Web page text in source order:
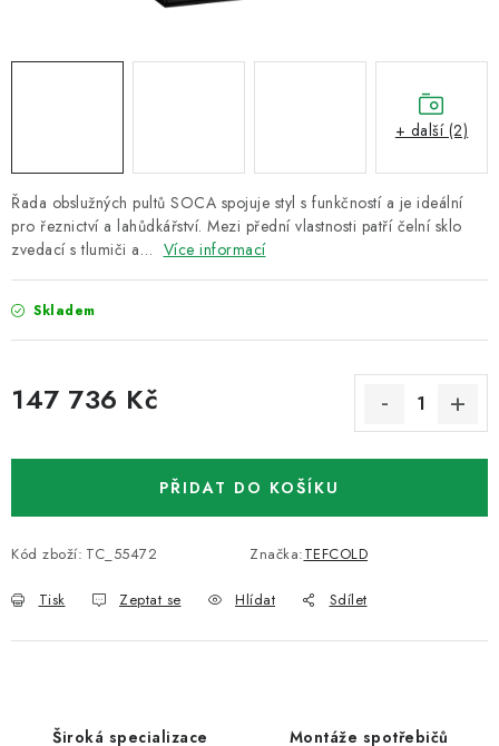
O nás
Řada obslužných pultů SOCA spojuje styl s funkčností a je ideální
pro řeznictví a lahůdkářství. Mezi přední vlastnosti patří čelní sklo
zvedací s tlumiči a… Více informací
Skladem
147 736 Kč
PŘIDAT DO KOŠÍKU
Kód zboží: TC_55472 Značka:TEFCOLD
Tisk Zeptat se Hlídat Sdílet
+ další (2)
Široká specializace Montáže spotřebičů